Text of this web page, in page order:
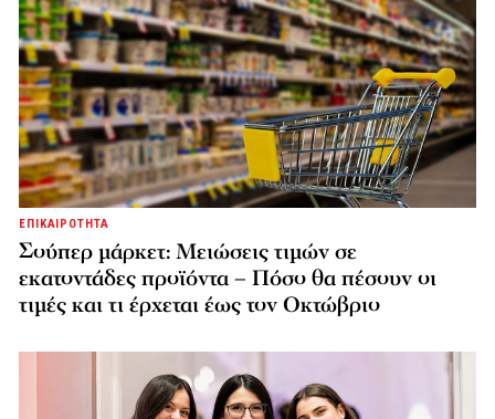
ΕΠΙΚΑΙΡΟΤΗΤΑ
Σούπερ μάρκετ: Μειώσεις τιμών σε
εκατοντάδες προϊόντα – Πόσο θα πέσουν οι
τιμές και τι έρχεται έως τον Οκτώβριο